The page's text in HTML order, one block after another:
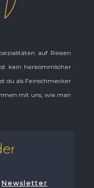
auf Reisen
kein herkömmlicher
du als Feinschmecker
mit uns, wie man
Newsletter